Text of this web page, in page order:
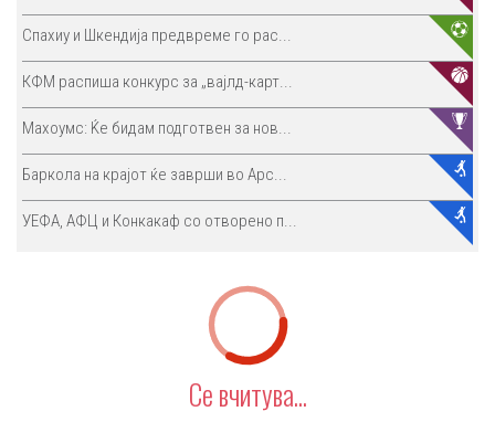
Спахиу и Шкендија предвреме го рас...
КФМ распиша конкурс за „вајлд-карт...
Махоумс: Ќе бидам подготвен за нов...
Баркола на крајот ќе заврши во Арс...
УЕФА, АФЦ и Конкакаф со отворено п...
Се вчитува...